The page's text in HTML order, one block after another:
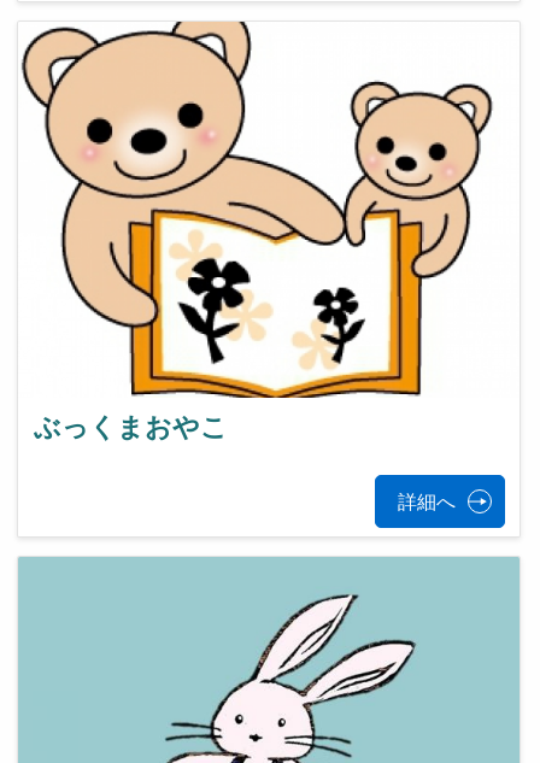
ぶっくまおやこ
詳細へ